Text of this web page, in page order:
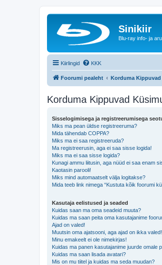
Sinikiir
Blu-ray info- ja
Kiirlingid KKK
Foorumi pealeht Korduma
Korduma Kippuvad
Sisselogimisega ja registreerumisega
Miks ma pean üldse registreeruma?
Mida tähendab COPPA?
Miks ma ei saa registreeruda?
Ma registreerusin, aga ei saa sisse logida!
Miks ma ei saa sisse logida?
Kunagi ammu liitusin, aga nüüd ei saa enam
Kaotasin parooli!
Miks mind automaatselt välja logitakse?
Mida teeb link nimega “Kustuta kõik foorumi
Kasutaja eelistused ja seaded
Kuidas saan ma oma seadeid muuta?
Kuidas ma saan peita oma kasutajanime
Ajad on valed!
Muutsin oma ajatsooni, aga ajad on ikka valed!
Minu emakeelt ei ole nimekirjas!
Kuidas ma panen kasutajanime juurde omale
Kuidas ma saan lisada avatari?
Mis on mu tiitel ja kuidas ma seda muudan?